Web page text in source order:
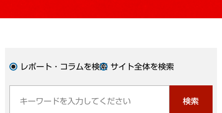
レポート・コラムを検索 サイト全体を検索
検索